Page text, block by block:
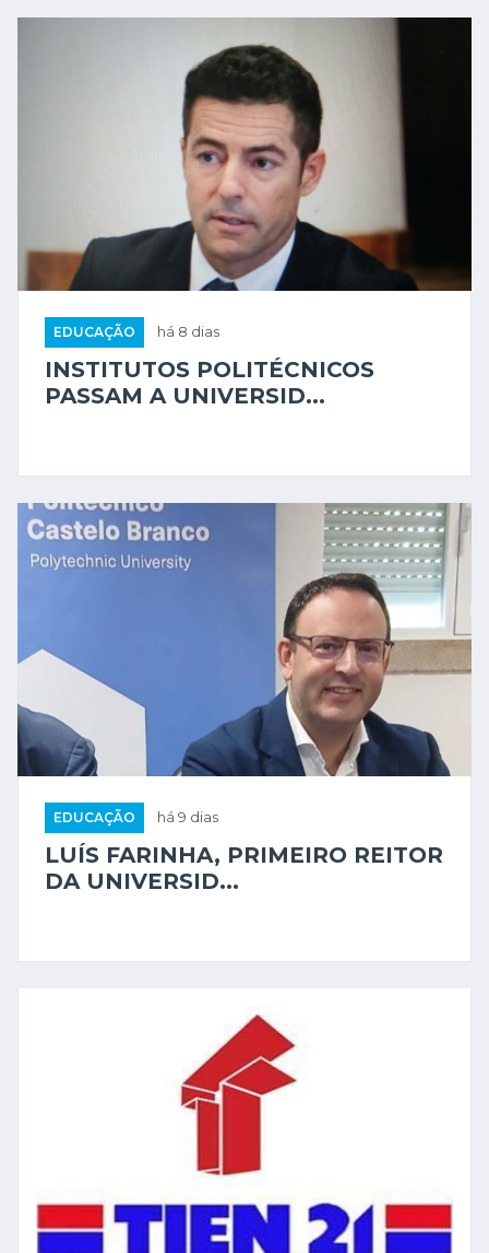
EDUCAÇÃO há 8 dias
INSTITUTOS POLITÉCNICOS
PASSAM A UNIVERSID...
EDUCAÇÃO há 9 dias
LUÍS FARINHA, PRIMEIRO REITOR
DA UNIVERSID...